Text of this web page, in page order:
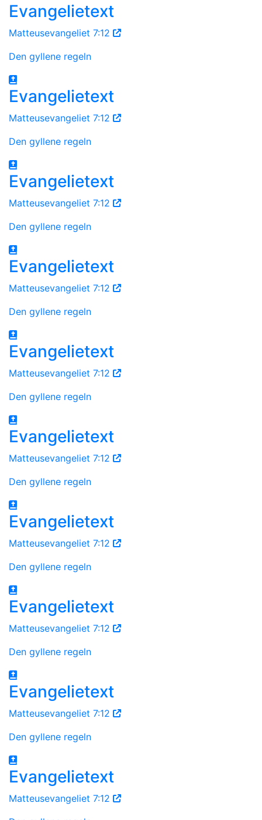
Evangelietext
Matteusevangeliet 7:12
Den gyllene regeln
Evangelietext
Matteusevangeliet 7:12
Den gyllene regeln
Evangelietext
Matteusevangeliet 7:12
Den gyllene regeln
Evangelietext
Matteusevangeliet 7:12
Den gyllene regeln
Evangelietext
Matteusevangeliet 7:12
Den gyllene regeln
Evangelietext
Matteusevangeliet 7:12
Den gyllene regeln
Evangelietext
Matteusevangeliet 7:12
Den gyllene regeln
Evangelietext
Matteusevangeliet 7:12
Den gyllene regeln
Evangelietext
Matteusevangeliet 7:12
Den gyllene regeln
Evangelietext
Matteusevangeliet 7:12